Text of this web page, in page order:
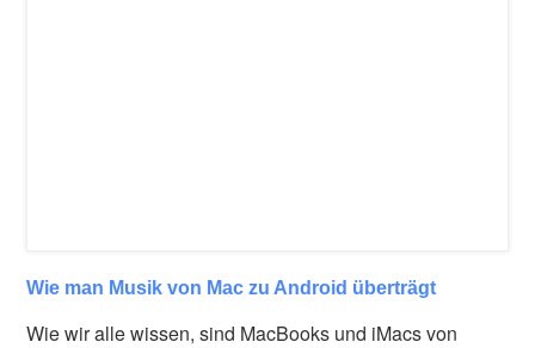
Wie man Musik von Mac zu Android überträgt
Wie wir alle wissen, sind MacBooks und iMacs von